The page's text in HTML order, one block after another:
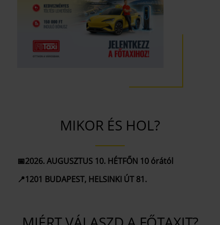
MIKOR ÉS HOL?
📅2026. AUGUSZTUS 10. HÉTFŐN 10 órától
📍1201 BUDAPEST, HELSINKI ÚT 81.